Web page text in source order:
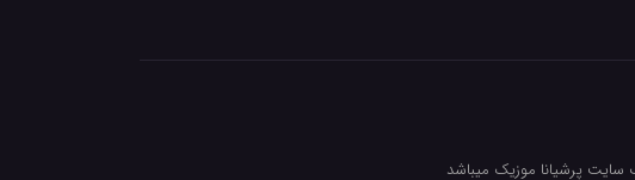
سایت پرشیانا موزیک میباشد